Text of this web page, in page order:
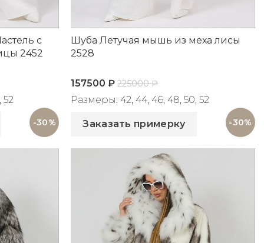
-30%
с
2452
-30%
Шуба Летучая мышь из меха лисы
2528
157500₽ 225000₽
Размеры: 42, 44, 46, 48, 50, 52
Заказать примерку